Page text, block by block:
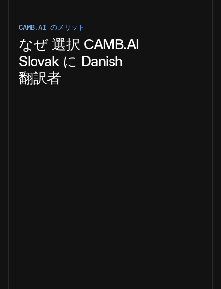
CAMB.AI のメリット
なぜ 選択 CAMB.AI
Slovak に Danish
翻訳者